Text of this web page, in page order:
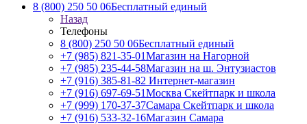
8 (800) 250 50 06Бесплатный единый
Назад
Телефоны
8 (800) 250 50 06Бесплатный единый
+7 (985) 821-35-01Магазин на Нагорной
+7 (985) 235-44-58Магазин на ш. Энтузиастов
+7 (916) 385-81-82 Интернет-магазин
+7 (916) 697-69-51Москва Скейтпарк и школа
+7 (999) 170-37-37Самара Скейтпарк и школа
+7 (916) 533-32-16Магазин Самара